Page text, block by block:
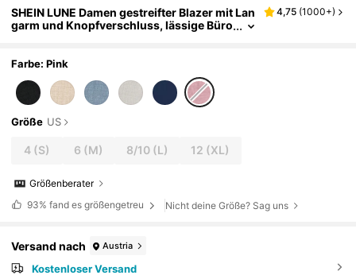
SHEIN LUNE Damen gestreifter Blazer mit Lan
garm und Knopfverschluss, lässige Büro
4,75 (1000+)
Farbe: Pink
Größe US
4 (S) 6 (M) 8/10(L) 12 (XL)
Größenberater
93% fand es größengetreu Nicht deine Größe? Sag uns
Versand nach Austria
Kostenloser Versand